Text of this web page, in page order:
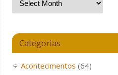
Categorias
Acontecimentos (64)